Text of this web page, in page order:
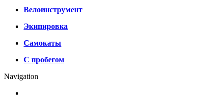
Велоинструмент
Экипировка
Самокаты
С пробегом
Navigation